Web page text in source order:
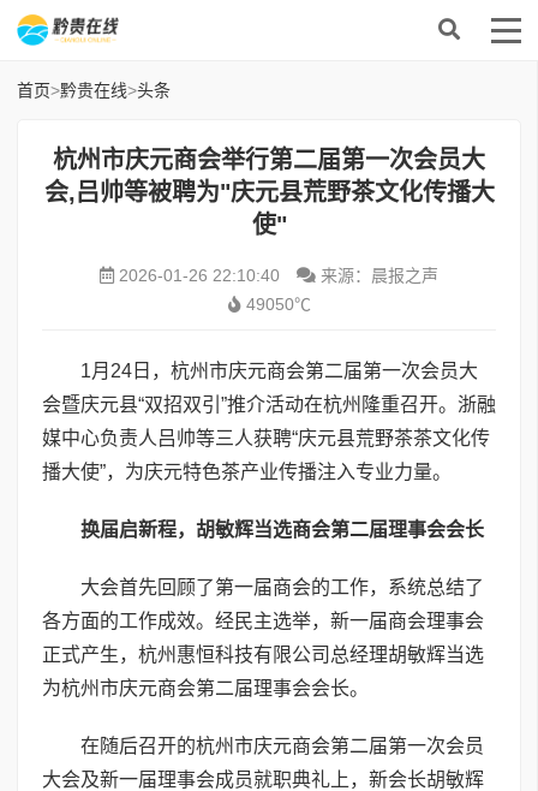
首页>黔贵在线>头条
杭州市庆元商会举行第二届第一次会员大
会,吕帅等被聘为"庆元县荒野茶文化传播大
使"
2026-01-26 22:10:40
来源：晨报之声
49050℃
1月24日，杭州市庆元商会第二届第一次会员大
会暨庆元县“双招双引”推介活动在杭州隆重召开。浙融
媒中心负责人吕帅等三人获聘“庆元县荒野茶茶文化传
播大使”，为庆元特色茶产业传播注入专业力量。
换届启新程，胡敏辉当选商会第二届理事会会长
大会首先回顾了第一届商会的工作，系统总结了
各方面的工作成效。经民主选举，新一届商会理事会
正式产生，杭州惠恒科技有限公司总经理胡敏辉当选
为杭州市庆元商会第二届理事会会长。
在随后召开的杭州市庆元商会第二届第一次会员
大会及新一届理事会成员就职典礼上，新会长胡敏辉